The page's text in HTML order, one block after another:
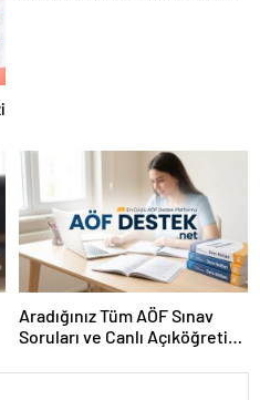
Aradığınız Tüm AÖF Sınav
Soruları ve Canlı Açıköğretim